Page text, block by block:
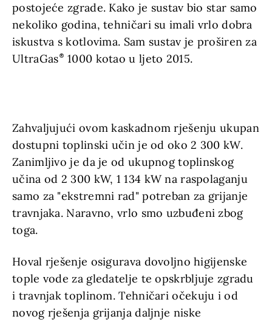
postojeće zgrade. Kako je sustav bio star samo
nekoliko godina, tehničari su imali vrlo dobra
iskustva s kotlovima. Sam sustav je proširen za
UltraGas
1000 kotao u ljeto 2015.
Zahvaljujući ovom kaskadnom rješenju ukupan
dostupni toplinski učin je od oko 2 300 kW.
Zanimljivo je da je od ukupnog toplinskog
učina od 2 300 kW, 1 134 kW na raspolaganju
samo za "ekstremni rad" potreban za grijanje
travnjaka. Naravno, vrlo smo uzbuđeni zbog
toga.
Hoval rješenje osigurava dovoljno higijenske
tople vode za gledatelje te opskrbljuje zgradu
i travnjak toplinom. Tehničari očekuju i od
novog rješenja grijanja daljnje niske